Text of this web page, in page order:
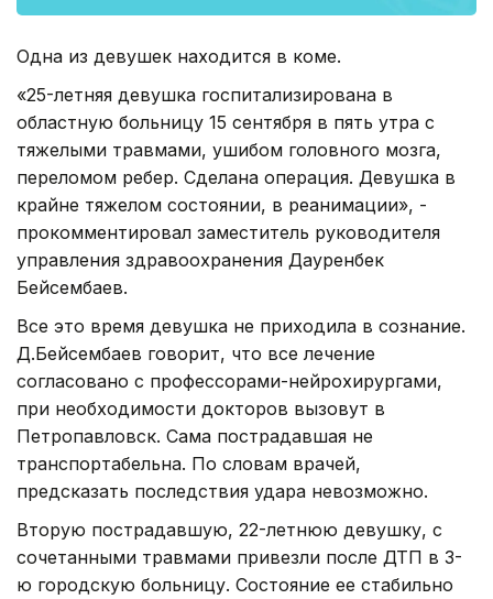
Одна из девушек находится в коме.
«25-летняя девушка госпитализирована в
областную больницу 15 сентября в пять утра с
тяжелыми травмами, ушибом головного мозга,
переломом ребер. Сделана операция. Девушка в
крайне тяжелом состоянии, в реанимации», -
прокомментировал заместитель руководителя
управления здравоохранения Дауренбек
Бейсембаев.
Все это время девушка не приходила в сознание.
Д.Бейсембаев говорит, что все лечение
согласовано с профессорами-нейрохирургами,
при необходимости докторов вызовут в
Петропавловск. Сама пострадавшая не
транспортабельна. По словам врачей,
предсказать последствия удара невозможно.
Вторую пострадавшую, 22-летнюю девушку, с
сочетанными травмами привезли после ДТП в 3-
ю городскую больницу. Состояние ее стабильно